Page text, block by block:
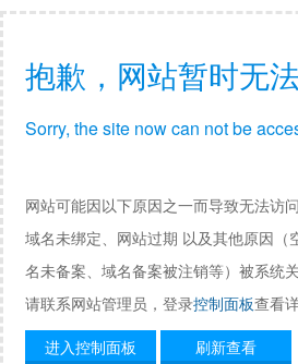
抱歉，网站暂时无
Sorry, the site now can not be
网站可能因以下原因之一而导致无法访问
域名未绑定、网站过期 以及其他原因（
名未备案、域名备案被注销等）被系统关
请联系网站管理员，登录控制面板查看
进入控制面板
刷新查看